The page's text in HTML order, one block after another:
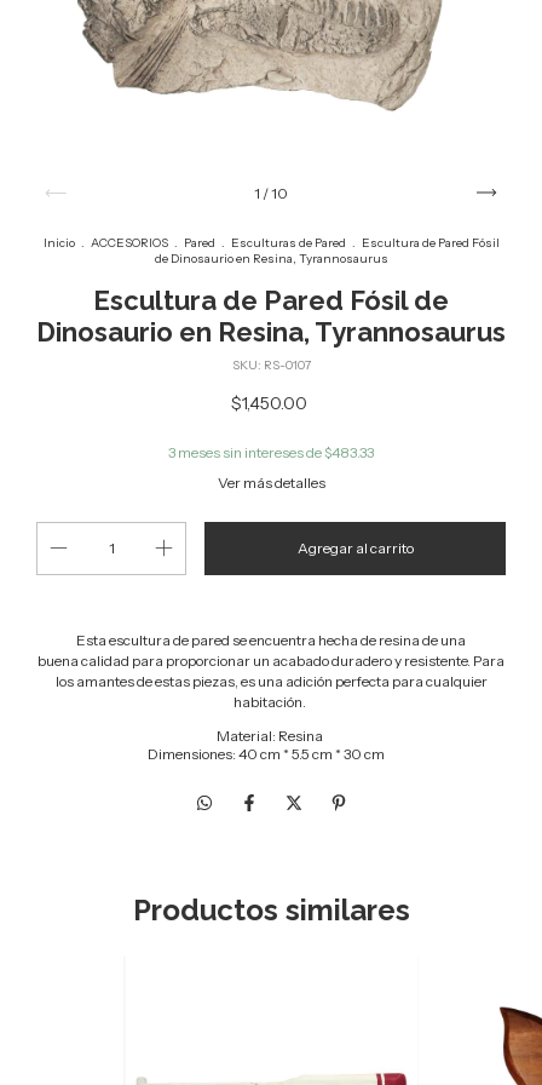
1 /10
Inicio . ACCESORIOS . Pared . Esculturas de Pared . Escultura de Pared Fósil
de Dinosaurio en Resina, Tyrannosaurus
Escultura de Pared Fósil de
Dinosaurio en Resina, Tyrannosaurus
SKU: RS-0107
$1,450.00
3 meses sin intereses de $483.33
Ver más detalles
Esta escultura de pared se encuentra hecha de resina de una
buena calidad para proporcionar un acabado duradero y resistente. Para
los amantes de estas piezas, es una adición perfecta para cualquier
habitación.
Material: Resina
Dimensiones: 40 cm * 5.5 cm * 30 cm
Productos similares